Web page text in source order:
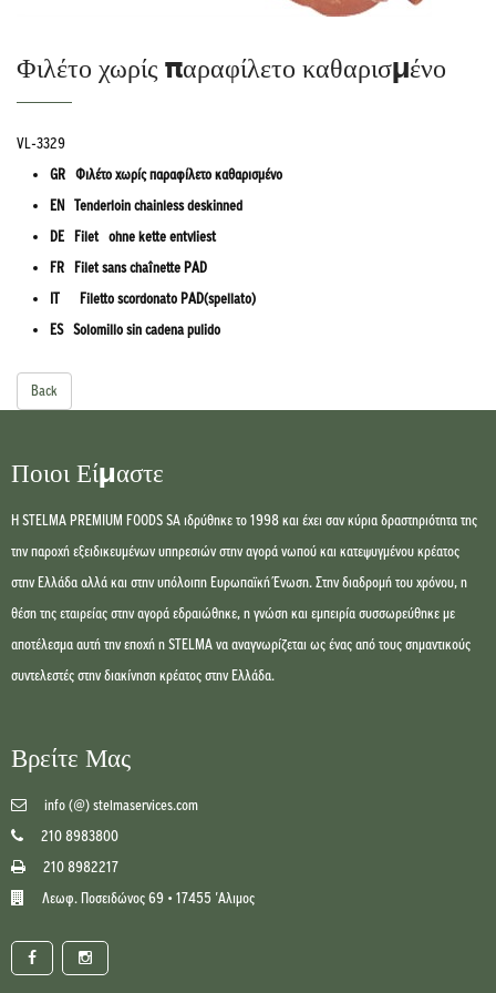
Φιλέτο χωρίς παραφίλετο καθαρισμένο
VL-3329
GR Φιλέτο χωρίς παραφίλετο καθαρισμένο
EN Tenderloin chainless deskinned
DE Filet ohne kette entvliest
FR Filet sans chaînette PAD
IT Filetto scordonato PAD(spellato)
ES Solomillo sin cadena pulido
Back
Ποιοι Είμαστε
Η STELMA PREMIUM FOODS SA ιδρύθηκε το 1998 και έχει σαν κύρια δραστηριότητα της
την παροχή εξειδικευμένων υπηρεσιών στην αγορά νωπού και κατεψυγμένου κρέατος
στην Ελλάδα αλλά και στην υπόλοιπη Ευρωπαϊκή Ένωση. Στην διαδρομή του χρόνου, η
θέση της εταιρείας στην αγορά εδραιώθηκε, η γνώση και εμπειρία συσσωρεύθηκε με
αποτέλεσμα αυτή την εποχή η STELMA να αναγνωρίζεται ως ένας από τους σημαντικούς
συντελεστές στην διακίνηση κρέατος στην Ελλάδα.
Βρείτε Μας
info (@) stelmaservices.com
210 8983800
210 8982217
Λεωφ. Ποσειδώνος 69 • 17455 'Αλιμος